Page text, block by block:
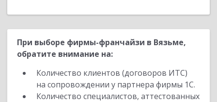
При выборе фирмы-франчайзи в Вязьме,
обратите внимание на:
Количество клиентов (договоров ИТС)
на сопровождении у партнера фирмы 1С.
Количество специалистов, аттестованных